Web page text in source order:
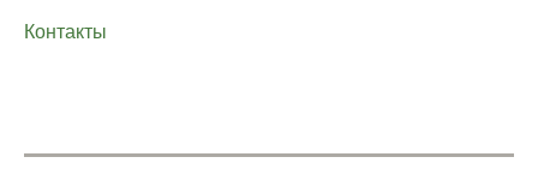
Контакты